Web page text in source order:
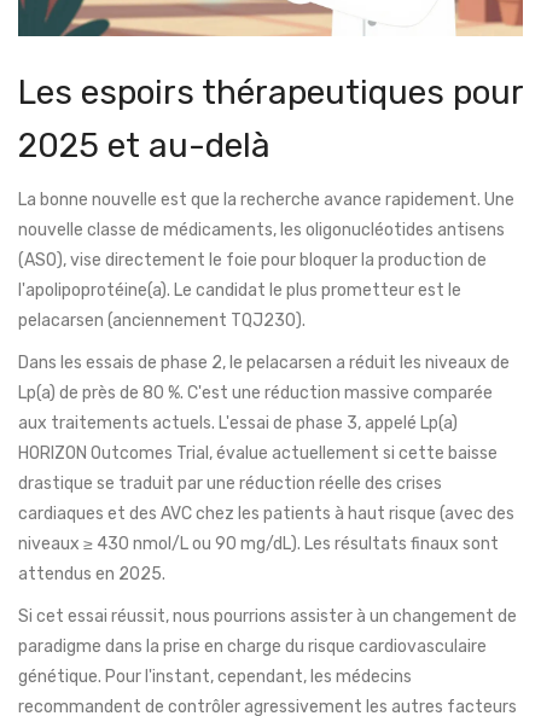
Les espoirs thérapeutiques pour
2025 et au-delà
La bonne nouvelle est que la recherche avance rapidement. Une
nouvelle classe de médicaments, les oligonucléotides antisens
(ASO),vise directement le foie pour bloquer la production de
l'apolipoprotéine(a). Le candidat le plus prometteur est le
pelacarsen (anciennement TQJ230).
Dans les essais de phase 2, le pelacarsen a réduit les niveaux de
Lp(a) de près de 80 %. C'est une réduction massive comparée
aux traitements actuels. L'essai de phase 3, appelé Lp(a)
HORIZON Outcomes Trial ,évalue actuellement si cette baisse
drastique se traduit par une réduction réelle des crises
cardiaques et des AVC chez les patients à haut risque (avec des
niveaux ≥ 430 nmol/L ou 90 mg/dL). Les résultats finaux sont
attendus en 2025.
Si cet essai réussit, nous pourrions assister à un changement de
paradigme dans la prise en charge du risque cardiovasculaire
génétique. Pour l'instant, cependant, les médecins
recommandent de contrôler agressivement les autres facteurs